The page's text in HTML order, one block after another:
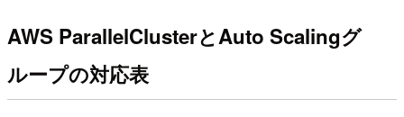
AWS ParallelClusterとAuto Scalingグ
ループの対応表